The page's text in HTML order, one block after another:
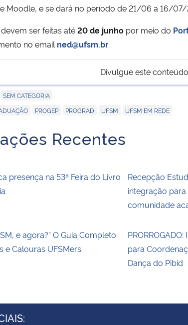
Moodle, e se dará no período de 21/06 a 16/
ser feitas até20 de junho por meio do
no email ned@ufsm.br.
Divulgue este
SEM CATEGORIA
PROGEP PROGRAD UFSM UFSM EM REDE
Recentes
presença na 53ª Feira do Livro
Recepção
integração
comunidade
e agora?” O Guia Completo
e Calouras UFSMers
para
Dança do Pibid